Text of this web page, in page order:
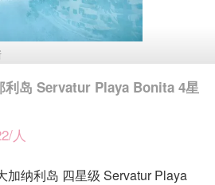
利岛 Servatur Playa Bonita 4星
人
加纳利岛 四星级 Servatur Playa